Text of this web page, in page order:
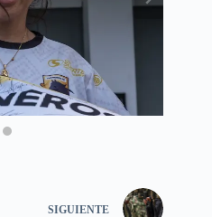
SIGUIENTE